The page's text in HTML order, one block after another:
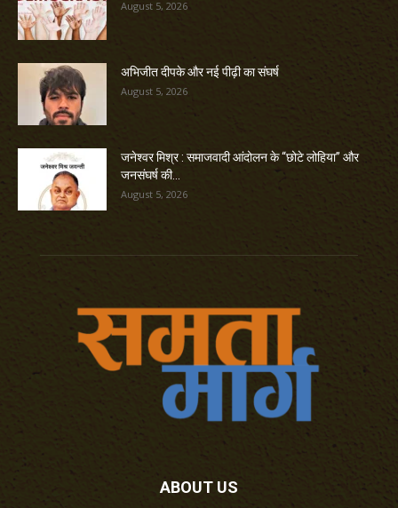
August 5, 2026
अभिजीत दीपके और नई पीढ़ी का संघर्ष
August 5, 2026
जनेश्वर मिश्र : समाजवादी आंदोलन के “छोटे लोहिया” और
जनसंघर्ष की...
August 5, 2026
ABOUT US